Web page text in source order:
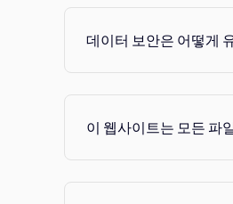
데이터 보안은 어떻게
이 웹사이트는 모든 파